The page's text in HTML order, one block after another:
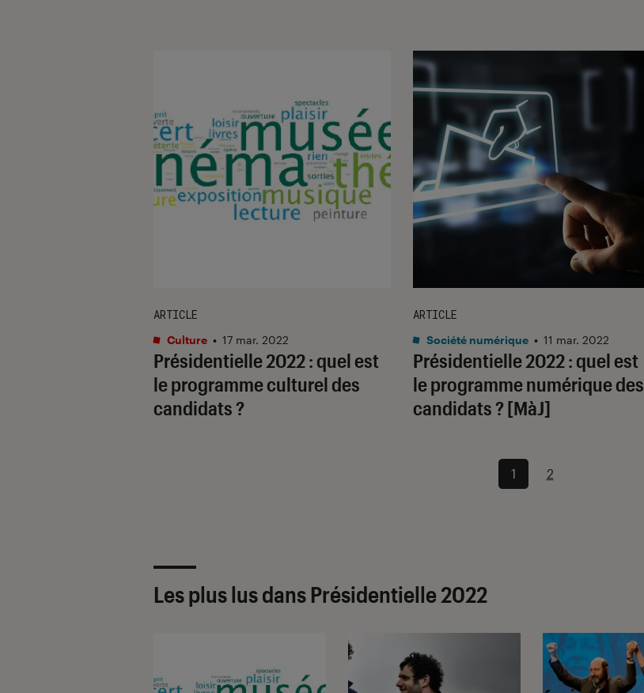
Présidentielle 2022 : quel est
le programme culturel des
candidats ?
ARTICLE
Culture • 17 mar. 2022
Présidentielle 2022 : quel est
le programme numérique des
candidats ? [MàJ]
ARTICLE
Société numérique • 11 mar. 2022
1 2
Les plus lus dans Présidentielle 2022